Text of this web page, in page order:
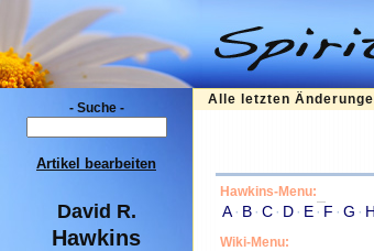
- Suche -
Artikel bearbeiten
David R.
Hawkins
Alle letzten
Hawkins-Menu:
A· B· C· D· E· F · G · H
Wiki-Menu: